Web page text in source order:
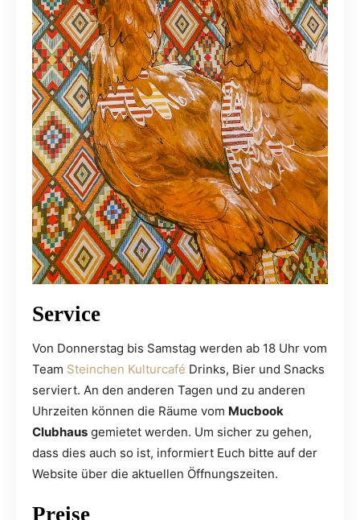
Service
Von Donnerstag bis Samstag werden ab 18 Uhr vom
Team Steinchen Kulturcafé Drinks, Bier und Snacks
serviert. An den anderen Tagen und zu anderen
Uhrzeiten können die Räume vom Mucbook
Clubhaus gemietet werden. Um sicher zu gehen,
dass dies auch so ist, informiert Euch bitte auf der
Website über die aktuellen Öffnungszeiten.
Preise